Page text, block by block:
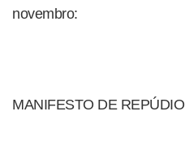
novembro:
MANIFESTO DE